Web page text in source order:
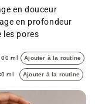
en douceur
en profondeur
les pores
ml Ajouter à la routine
ml Ajouter à la routine